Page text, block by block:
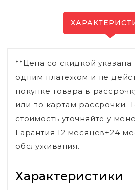
**Цена со скидкой указана
одним платежом и не
покупке товара в
или по картам рассрочки.
стоимость уточняйте у
Гарантия 12 месяцев+24
обслуживания.
Характеристики